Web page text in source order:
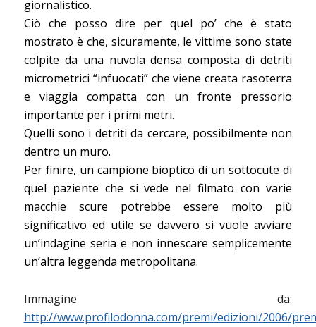
giornalistico.
Ciò che posso dire per quel po’ che è stato
mostrato è che, sicuramente, le vittime sono state
colpite da una nuvola densa composta di detriti
micrometrici “infuocati” che viene creata rasoterra
e viaggia compatta con un fronte pressorio
importante per i primi metri.
Quelli sono i detriti da cercare, possibilmente non
dentro un muro.
Per finire, un campione bioptico di un sottocute di
quel paziente che si vede nel filmato con varie
macchie scure potrebbe essere molto più
significativo ed utile se davvero si vuole avviare
un’indagine seria e non innescare semplicemente
un’altra leggenda metropolitana.
Immagine da:
http://www.profilodonna.com/premi/edizioni/2006/